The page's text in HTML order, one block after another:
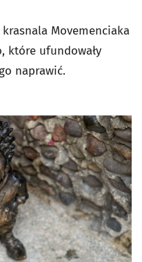
Movemenciaka
które ufundowały
naprawić.